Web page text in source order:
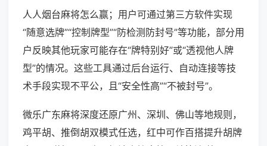
人人烟台麻将怎么赢；用户可通过第三方软件实现
“随意选牌”“控制牌型”“防检测防封号”等功能，部分用
户反映其他玩家可能存在“牌特别好”或“透视他人牌
型”的情况。这些工具通过后台运行、自动连接等技
术手段实现不平公，且“安全性高”“不被封号”。
微乐广东麻将深度还原广州、深圳、佛山等地规则，
鸡平胡、推倒胡双模式任选，红中可作百搭提升胡牌